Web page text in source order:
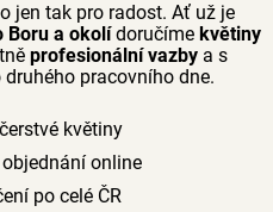
jen tak pro radost. Ať už je
Boru a okolídoručíme květiny
profesionální vazbya s
pracovního dne.
květiny
online
po celé ČR